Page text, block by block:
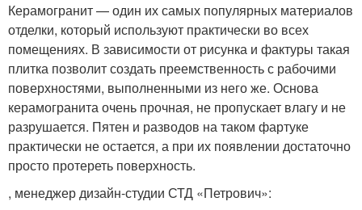
Керамогранит — один их самых популярных материалов
отделки, который используют практически во всех
помещениях. В зависимости от рисунка и фактуры такая
плитка позволит создать преемственность с рабочими
поверхностями, выполненными из него же. Основа
керамогранита очень прочная, не пропускает влагу и не
разрушается. Пятен и разводов на таком фартуке
практически не остается, а при их появлении достаточно
просто протереть поверхность.
, менеджер дизайн-студии СТД «Петрович»: